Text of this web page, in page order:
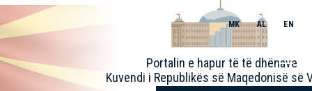
Portalin e hapur të të dhënave
Kuvendi i Republikës së Maqedonisë së
MK AL EN
Toggle